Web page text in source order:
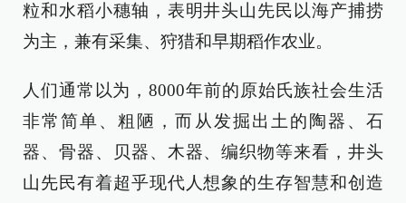
粒和水稻小穗轴，表明井头山先民以海产捕捞
为主，兼有采集、狩猎和早期稻作农业。
人们通常以为，8000年前的原始氏族社会生活
非常简单、粗陋，而从发掘出土的陶器、石
器、骨器、贝器、木器、编织物等来看，井头
山先民有着超乎现代人想象的生存智慧和创造